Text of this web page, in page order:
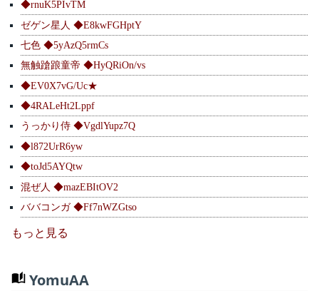
◆rnuK5PIvTM
ゼゲン星人 ◆E8kwFGHptY
七色 ◆5yAzQ5rmCs
無触蹌踉童帝 ◆HyQRiOn/vs
◆EV0X7vG/Uc★
◆4RALeHt2Lppf
うっかり侍 ◆VgdlYupz7Q
◆l872UrR6yw
◆toJd5AYQtw
混ぜ人 ◆mazEBItOV2
ババコンガ ◆Ff7nWZGtso
もっと見る
YomuAA